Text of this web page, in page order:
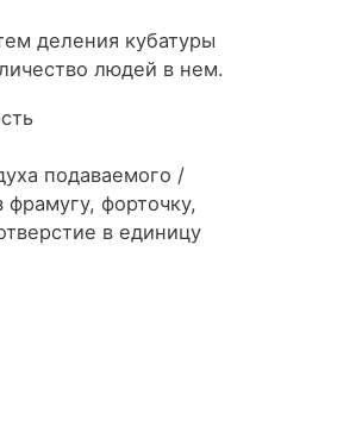
деления кубатуры
людей в нем.
подаваемого /
фрамугу, форточку,
в единицу